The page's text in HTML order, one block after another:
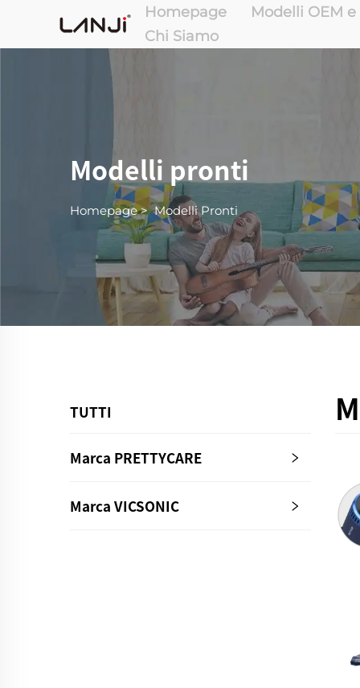
Homepage
Modelli OEM e
Chi Siamo
Modelli pronti
Homepage>Modelli Pronti
TUTTI
Marca PRETTYCARE
Marca VICSONIC